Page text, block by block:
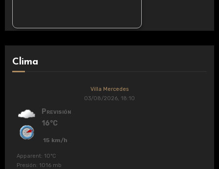
Clima
Villa Mercedes
03/08/2026, 18:10
Previsión
16°C
15 km/h
Apparent: 10°C
Presión: 1016 mb